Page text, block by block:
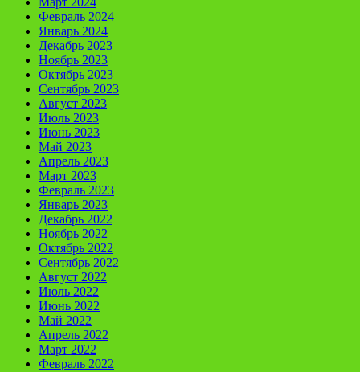
Февраль 2024
Январь 2024
Декабрь 2023
Ноябрь 2023
Октябрь 2023
Сентябрь 2023
Август 2023
Июль 2023
Июнь 2023
Май 2023
Апрель 2023
Март 2023
Февраль 2023
Январь 2023
Декабрь 2022
Ноябрь 2022
Октябрь 2022
Сентябрь 2022
Август 2022
Июль 2022
Июнь 2022
Май 2022
Апрель 2022
Март 2022
Февраль 2022